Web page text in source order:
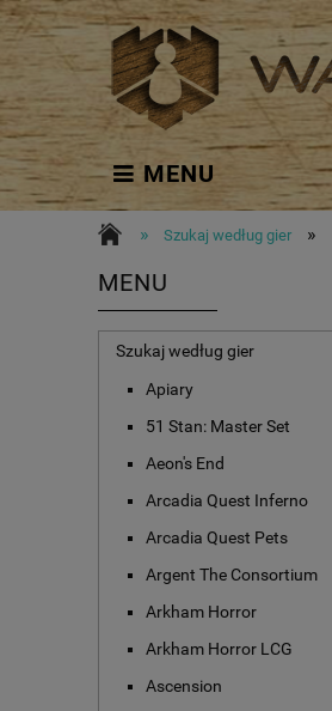
MENU
» Szukaj według gier »
MENU
Szukaj według gier
Apiary
51 Stan: Master Set
Aeon's End
Arcadia Quest Inferno
Arcadia Quest Pets
Argent The Consortium
Arkham Horror
Arkham Horror LCG
Ascension